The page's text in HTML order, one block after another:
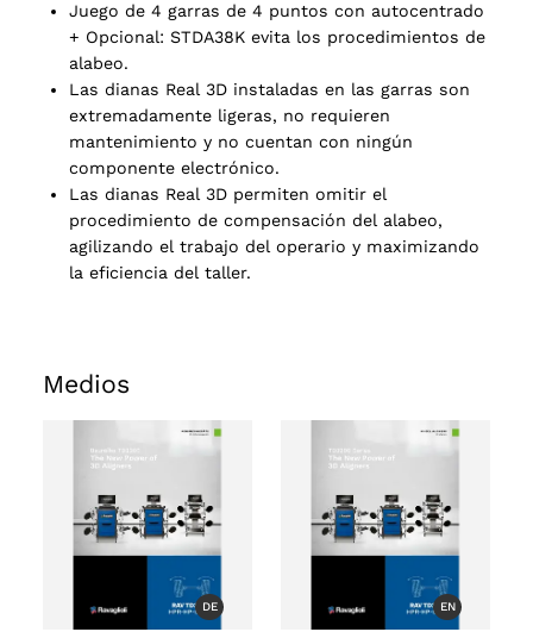
Juego de 4 garras de 4 puntos con autocentrado
+ Opcional: STDA38K evita los procedimientos de
alabeo.
Las dianas Real 3D instaladas en las garras son
extremadamente ligeras, no requieren
mantenimiento y no cuentan con ningún
componente electrónico.
Las dianas Real 3D permiten omitir el
procedimiento de compensación del alabeo,
agilizando el trabajo del operario y maximizando
la eficiencia del taller.
Medios
DE EN